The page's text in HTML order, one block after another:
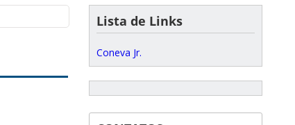
Lista de Links
Coneva Jr.